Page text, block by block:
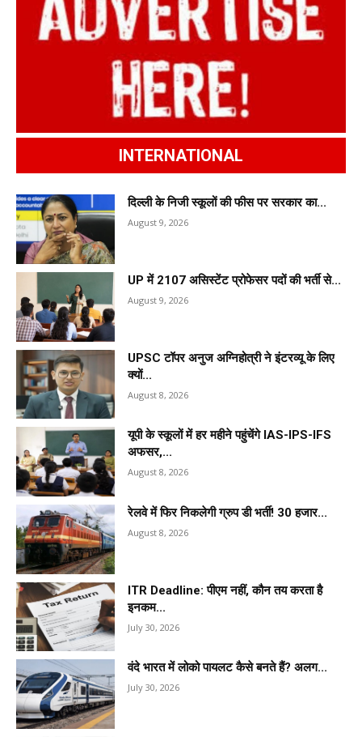
INTERNATIONAL
दिल्ली के निजी स्कूलों की फीस पर सरकार का...
August 9, 2026
UP में 2107 असिस्टेंट प्रोफेसर पदों की भर्ती से...
August 9, 2026
UPSC टॉपर अनुज अग्निहोत्री ने इंटरव्यू के लिए
क्यों...
August 8, 2026
यूपी के स्कूलों में हर महीने पहुंचेंगे IAS-IPS-IFS
अफसर,...
August 8, 2026
रेलवे में फिर निकलेगी ग्रुप डी भर्ती! 30 हजार...
August 8, 2026
ITR Deadline: पीएम नहीं, कौन तय करता है
इनकम...
July 30, 2026
वंदे भारत में लोको पायलट कैसे बनते हैं? अलग...
July 30, 2026